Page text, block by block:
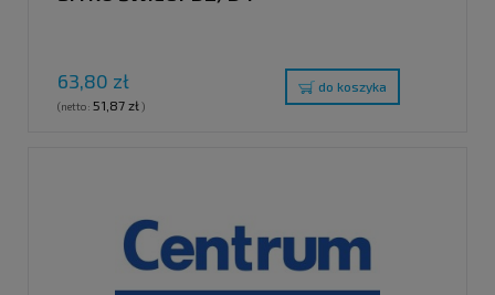
63,80 zł
(netto: 51,87 zł)
do koszyka